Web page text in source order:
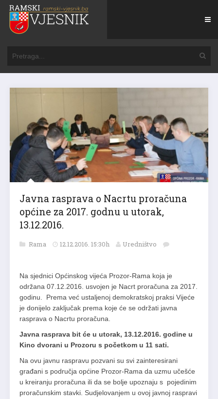
Javna rasprava o Nacrtu proračuna
općine za 2017. godnu u utorak,
13.12.2016.
Rama 12.12.2016. 15:30h Uredništvo
Na sjednici Općinskog vijeća Prozor-Rama koja je
održana 07.12.2016. usvojen je Nacrt proračuna za 2017.
godinu. Prema već ustaljenoj demokratskoj praksi Vijeće
je donijelo zaključak prema koje će se održati javna
rasprava o Nacrtu proračuna.
Javna rasprava bit će u utorak, 13.12.2016. godine u
Kino dvorani u Prozoru s početkom u 11 sati.
Na ovu javnu raspravu pozvani su svi zainteresirani
građani s područja općine Prozor-Rama da uzmu učešće
u kreiranju proračuna ili da se bolje upoznaju s pojedinim
proračunskim stavki. Sudjelovanjem u ovoj javnoj raspravi